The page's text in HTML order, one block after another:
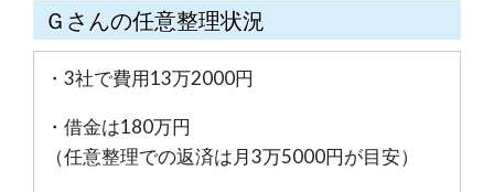
Ｇさんの任意整理状況
・3社で費用13万2000円
・借金は180万円
（任意整理での返済は月3万5000円が目安）